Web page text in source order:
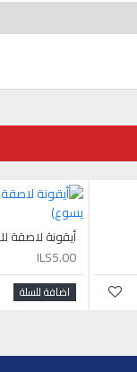
ILS5.00
اضافة للسلة